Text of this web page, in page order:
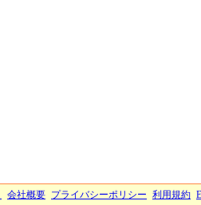
会社概要 プライバシーポリシー 利用規約